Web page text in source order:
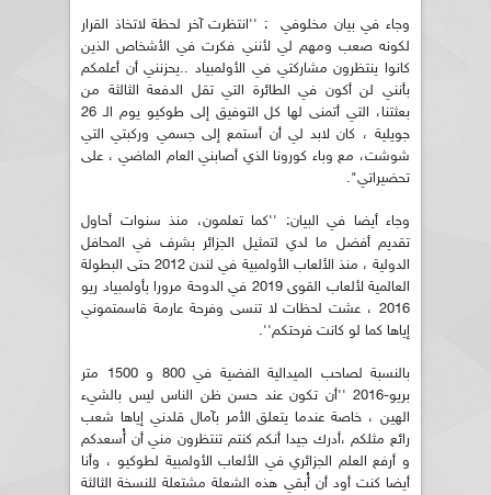
وجاء في بيان مخلوفي : ''انتظرت آخر لحظة لاتخاذ القرار
لكونه صعب ومهم لي لأنني فكرت في الأشخاص الذين
كانوا ينتظرون مشاركتي في الأولمبياد ..يحزنني أن أعلمكم
بأنني لن أكون في الطائرة التي تقل الدفعة الثالثة من
بعثتنا، التي أتمنى لها كل التوفيق إلى طوكيو يوم الـ 26
جويلية ، كان لابد لي أن أستمع إلى جسمي وركبتي التي
شوشت، مع وباء كورونا الذي أصابني العام الماضي ، على
تحضيراتي".
وجاء أيضا في البيان: ''كما تعلمون، منذ سنوات أحاول
تقديم أفضل ما لدي لتمثيل الجزائر بشرف في المحافل
الدولية ، منذ الألعاب الأولمبية في لندن 2012 حتى البطولة
العالمية لألعاب القوى 2019 في الدوحة مرورا بأولمبياد ريو
2016 ، عشت لحظات لا تنسى وفرحة عارمة قاسمتموني
إياها كما لو كانت فرحتكم''.
بالنسبة لصاحب الميدالية الفضية في 800 و 1500 متر
بريو-2016 ''أن تكون عند حسن ظن الناس ليس بالشيء
الهين ، خاصة عندما يتعلق الأمر بآمال قلدني إياها شعب
رائع مثلكم ،أدرك جيدا أنكم كنتم تنتظرون مني أن أُسعدكم
و أرفع العلم الجزائري في الألعاب الأولمبية لطوكيو ، وأنا
أيضا كنت أود أن أُبقي هذه الشعلة مشتعلة للنسخة الثالثة